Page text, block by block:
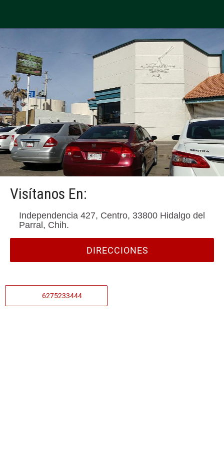
Visítanos En:
Independencia 427, Centro, 33800 Hidalgo del
Parral, Chih.
DIRECCIONES
6275233444